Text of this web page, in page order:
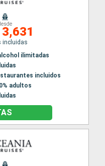
incluidas
ilimitadas
incluidos
adultos